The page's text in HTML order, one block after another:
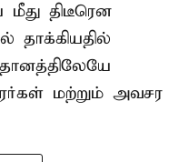
திடீரென
தாக்கியதில்
மற்றும் அவசர